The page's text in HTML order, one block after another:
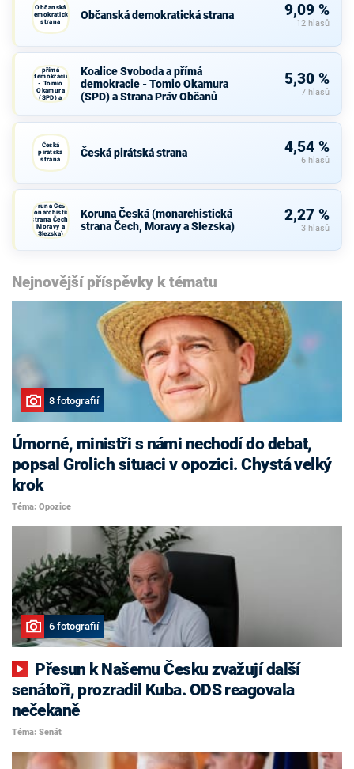
Občanská
demokratická
strana
Občanská demokratická strana 9,09 %
12 hlasů
přímá
demokracie
- Tomio
Okamura
(SPD) a
Strana Práv
Koalice Svoboda a přímá
demokracie - Tomio Okamura
(SPD) a Strana Práv Občanů
5,30 %
7 hlasů
Česká
pirátská
strana
Česká pirátská strana 4,54 %
6 hlasů
Koruna Česká
(monarchistická
strana Čech,
Moravy a
Slezska)
Koruna Česká (monarchistická
strana Čech, Moravy a Slezska)
2,27 %
3 hlasů
Nejnovější příspěvky k tématu
8 fotografií
Úmorné, ministři s námi nechodí do debat,
popsal Grolich situaci v opozici. Chystá velký
krok
Téma: Opozice
6 fotografií
senátoři, prozradil Kuba. ODS reagovala
nečekaně
Téma: Senát